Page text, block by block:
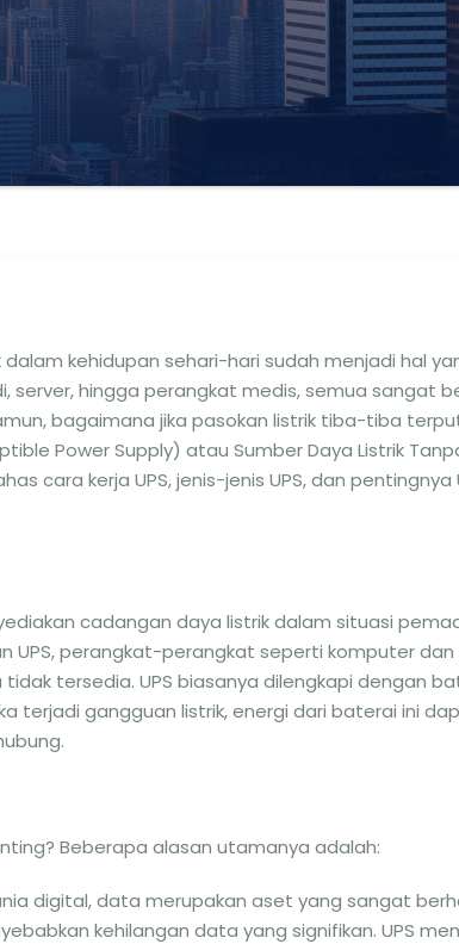
kehidupan sehari-hari sudah menjadi hal
server, hingga perangkat medis, semua sangat
bagaimana jika pasokan listrik tiba-tiba
Power Supply) atau Sumber Daya Listrik
cara kerja UPS, jenis-jenis UPS, dan pentingnya
cadangan daya listrik dalam situasi
UPS, perangkat-perangkat seperti komputer
tersedia. UPS biasanya dilengkapi dengan
terjadi gangguan listrik, energi dari baterai ini
Beberapa alasan utamanya adalah:
digital, data merupakan aset yang sangat
kehilangan data yang signifikan. UPS